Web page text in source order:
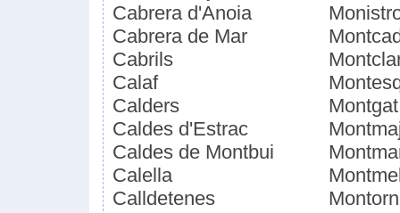
Cabrera d'Anoia
Cabrera de Mar
Cabrils
Calaf
Calders
Caldes d'Estrac
Caldes de Montbui
Calella
Calldetenes
Montgat